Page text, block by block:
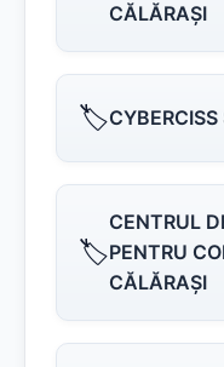
CĂLĂRAŞI
🏷️CYBERCISS
🏷️
CENTRUL
PENTRU
CĂLĂRAŞI